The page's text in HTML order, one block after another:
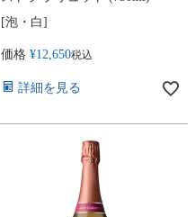
[泡・白]
価格 ¥12,650税込
詳細を見る